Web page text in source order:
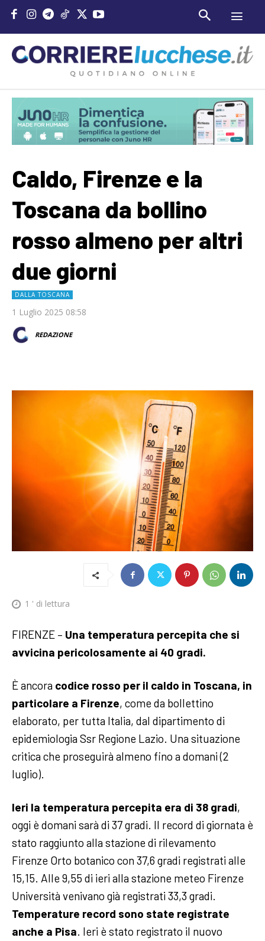
Caldo, Firenze e la
Toscana da bollino
rosso almeno per altri
due giorni
DALLA TOSCANA
1 Luglio 2025 08:58
REDAZIONE
1 ' di lettura
FIRENZE – Una temperatura percepita che si
avvicina pericolosamente ai 40 gradi.
È ancora codice rosso per il caldo in Toscana, in
particolare a Firenze, come da bollettino
elaborato, per tutta Italia, dal dipartimento di
epidemiologia Ssr Regione Lazio. Una situazione
critica che proseguirà almeno fino a domani (2
luglio).
Ieri la temperatura percepita era di 38 gradi,
oggi è domani sarà di 37 gradi. Il record di giornata è
stato raggiunto alla stazione di rilevamento
Firenze Orto botanico con 37,6 gradi registrati alle
15,15. Alle 9,55 di ieri alla stazione meteo Firenze
Università venivano già registrati 33,3 gradi.
Temperature record sono state registrate
anche a Pisa . Ieri è stato registrato il nuovo